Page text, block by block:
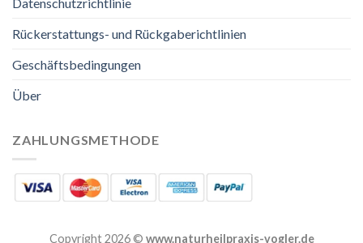
Rückerstattungs- und Rückgaberichtlinien
Geschäftsbedingungen
Über
ZAHLUNGSMETHODE
Copyright 2026 © www.naturheilpraxis-vogler.de